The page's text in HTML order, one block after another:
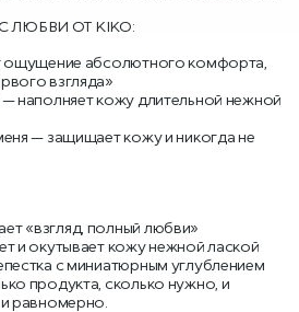
ОТ KIKO:
ощущение абсолютного комфорта,
взгляда»
наполняет кожу длительной нежной
— защищает кожу и никогда не
«взгляд, полный любви»
и окутывает кожу нежной лаской
с миниатюрным углублением
продукта, сколько нужно, и
равномерно.